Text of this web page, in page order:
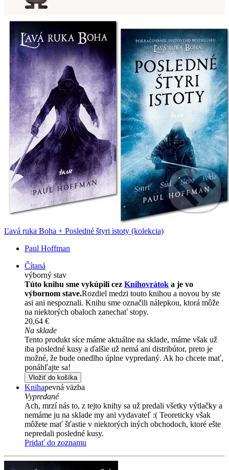
Ľavá ruka Boha + Posledné štyri istoty (kolekcia)
Paul Hoffman
Čítaná
výborný stav
Túto knihu sme vykúpili cez Knihovrátok a je vo
výbornom stave.Rozdiel medzi touto knihou a novou by ste
asi ani nespoznali. Knihu sme označili nálepkou, ktorá môže
na niektorých obaloch zanechať stopy.
20,64 €
Na sklade
Tento produkt síce máme aktuálne na sklade, máme však už
iba posledné kusy a ďalšie už nemá ani distribútor, preto je
možné, že bude onedlho úplne vypredaný. Ak ho chcete mať,
ponáhľajte sa!
Vložiť do košíka
Knihapevná väzba
Vypredané
Ach, mrzí nás to, z tejto knihy sa už predali všetky výtlačky a
nemáme ju na sklade my ani vydavateľ :( Teoreticky však
môžete mať šťastie v niektorých iných obchodoch, ktoré ešte
nepredali posledné kusy.
Pridať do zoznamu